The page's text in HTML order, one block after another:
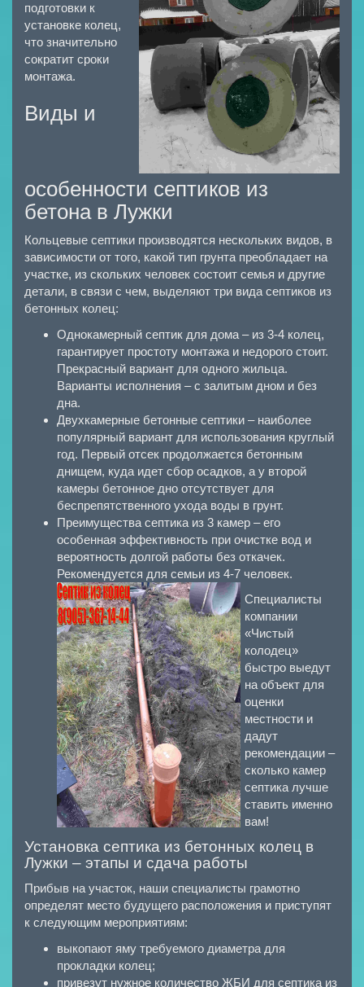
подготовки к
установке колец,
что значительно
сократит сроки
монтажа.
Виды и
особенности септиков из
бетона в Лужки
Кольцевые септики производятся нескольких видов, в
зависимости от того, какой тип грунта преобладает на
участке, из скольких человек состоит семья и другие
детали, в связи с чем, выделяют три вида септиков из
бетонных колец:
Однокамерный септик для дома – из 3-4 колец,
гарантирует простоту монтажа и недорого стоит.
Прекрасный вариант для одного жильца.
Варианты исполнения – с залитым дном и без
дна.
Двухкамерные бетонные септики – наиболее
популярный вариант для использования круглый
год. Первый отсек продолжается бетонным
днищем, куда идет сбор осадков, а у второй
камеры бетонное дно отсутствует для
беспрепятственного ухода воды в грунт.
Преимущества септика из 3 камер – его
особенная эффективность при очистке вод и
вероятность долгой работы без откачек.
Рекомендуется для семьи из 4-7 человек.
Специалисты
компании
«Чистый
колодец»
быстро выедут
на объект для
оценки
местности и
дадут
рекомендации –
сколько камер
септика лучше
ставить именно
вам!
Установка септика из бетонных колец в
Лужки – этапы и сдача работы
Прибыв на участок, наши специалисты грамотно
определят место будущего расположения и приступят
к следующим мероприятиям:
выкопают яму требуемого диаметра для
прокладки колец;
привезут нужное количество ЖБИ для септика из